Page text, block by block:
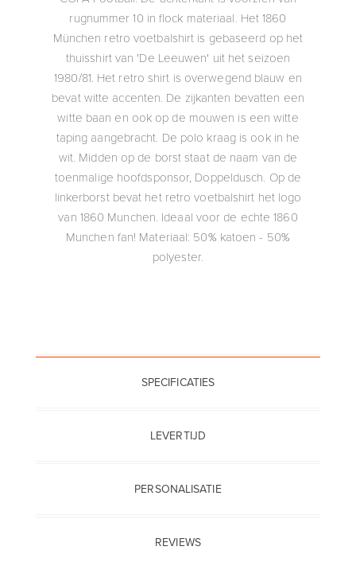
rugnummer 10 in flock materiaal. Het 1860
München retro voetbalshirt is gebaseerd op het
thuisshirt van 'De Leeuwen' uit het seizoen
1980/81. Het retro shirt is overwegend blauw en
bevat witte accenten. De zijkanten bevatten een
witte baan en ook op de mouwen is een witte
taping aangebracht. De polo kraag is ook in he
wit. Midden op de borst staat de naam van de
toenmalige hoofdsponsor, Doppeldusch. Op de
linkerborst bevat het retro voetbalshirt het logo
van 1860 Munchen. Ideaal voor de echte 1860
Munchen fan! Materiaal: 50% katoen - 50%
polyester.
SPECIFICATIES
LEVERTIJD
PERSONALISATIE
REVIEWS